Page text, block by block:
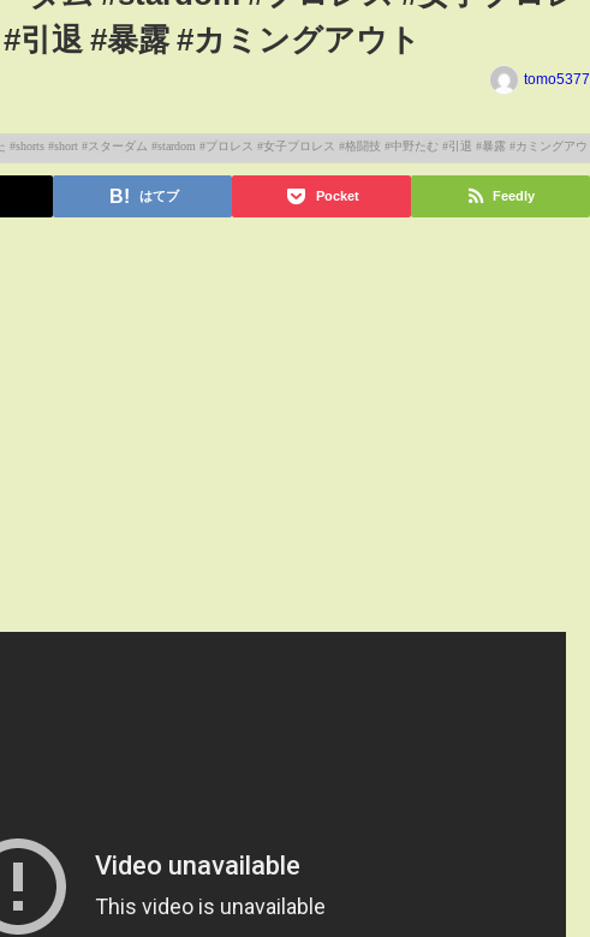
引退 #暴露 #カミングアウト
tomo5377
はてブ Pocket Feedly